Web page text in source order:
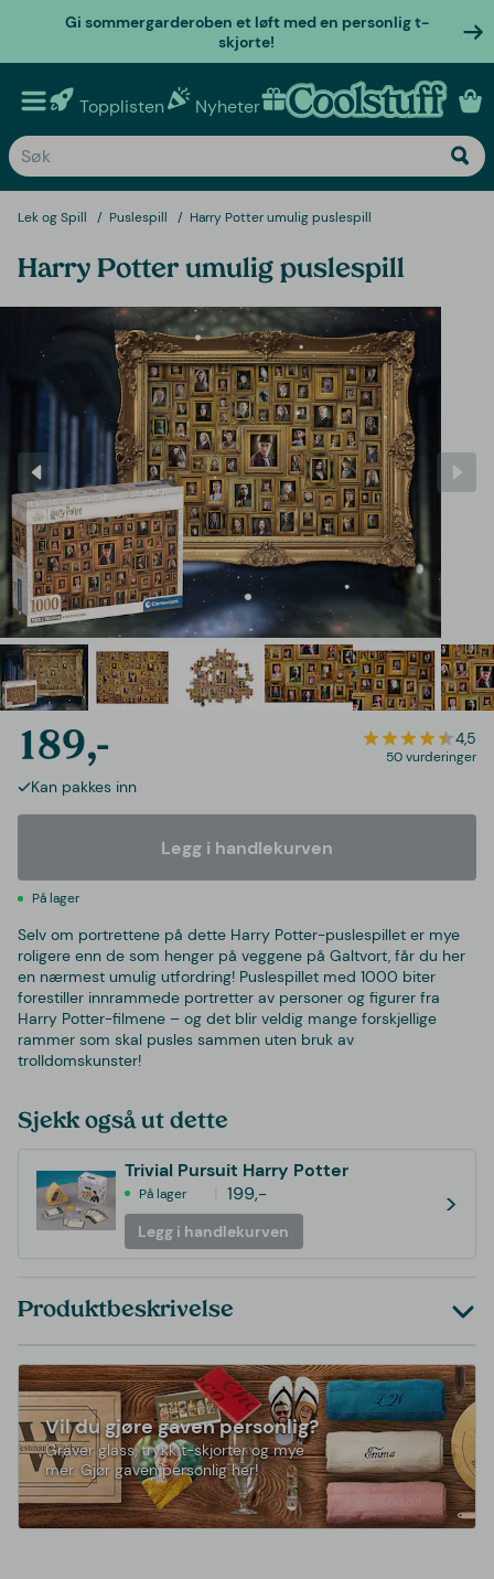
Gi sommergarderoben et løft med en personlig t-
skjorte!
Topplisten Nyheter Personlige gaver
Lek og Spill Puslespill Harry Potter umulig puslespill
Harry Potter umulig puslespill
189,- 4,5
50 vurderinger
Kan pakkes inn
Legg i handlekurven
På lager
Selv om portrettene på dette Harry Potter-puslespillet er mye
roligere enn de som henger på veggene på Galtvort, får du her
en nærmest umulig utfordring! Puslespillet med 1000 biter
forestiller innrammede portretter av personer og figurer fra
Harry Potter-filmene – og det blir veldig mange forskjellige
rammer som skal pusles sammen uten bruk av
trolldomskunster!
Sjekk også ut dette
Trivial Pursuit Harry Potter
På lager 199,-
Legg i handlekurven
>
Produktbeskrivelse
Vil du gjøre gaven personlig?
Graver glass, trykk t-skjorter og mye
mer. Gjør gaven personlig her!